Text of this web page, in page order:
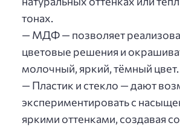
тонах.
— МДФ — позволяет
цветовые решения и
молочный, яркий, тёмный цвет.
— Пластик и стекло — дают
экспериментировать с
яркими оттенками, создавая